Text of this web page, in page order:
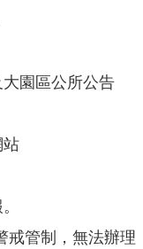
園區公所公告
站
戒管制，無法辦理